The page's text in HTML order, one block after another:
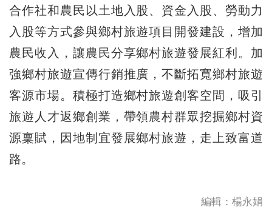
合作社和農民以土地入股、資金入股、勞動力
入股等方式參與鄉村旅遊項目開發建設，增加
農民收入，讓農民分享鄉村旅遊發展紅利。加
強鄉村旅遊宣傳行銷推廣，不斷拓寬鄉村旅遊
客源市場。積極打造鄉村旅遊創客空間，吸引
旅遊人才返鄉創業，帶領農村群眾挖掘鄉村資
源稟賦，因地制宜發展鄉村旅遊，走上致富道
路。
編輯：楊永娟